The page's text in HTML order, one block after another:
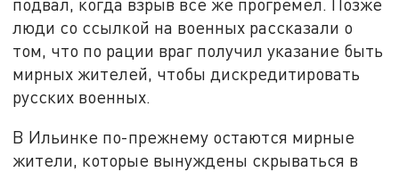
люди со ссылкой на военных рассказали о
том, что по рации враг получил указание быть
мирных жителей, чтобы дискредитировать
русских военных.
В Ильинке по-прежнему остаются мирные
жители, которые вынуждены скрываться в